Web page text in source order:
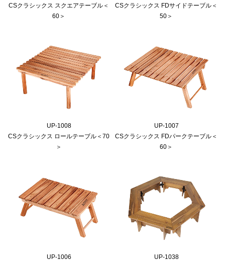
CSクラシックス スクエアテーブル＜
60＞
CSクラシックス FDサイドテーブル＜
50＞
UP-1008
CSクラシックス ロールテーブル＜70
＞
UP-1007
CSクラシックス FDパークテーブル＜
60＞
UP-1006
UP-1038